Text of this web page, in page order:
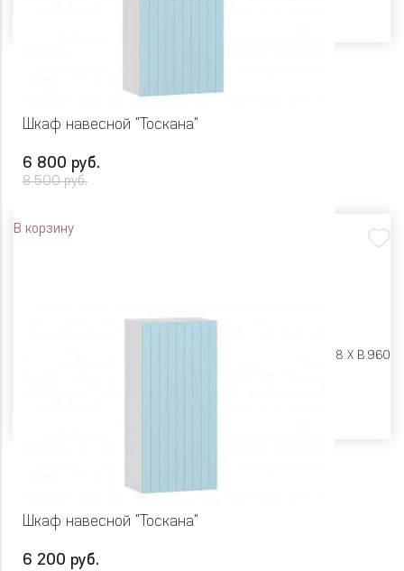
Шкаф навесной "Тоскана"
6 800 руб.
8 500 руб.
В корзину
Ш 500 X Г 318 X В 960
Шкаф навесной "Тоскана"
6 200 руб.